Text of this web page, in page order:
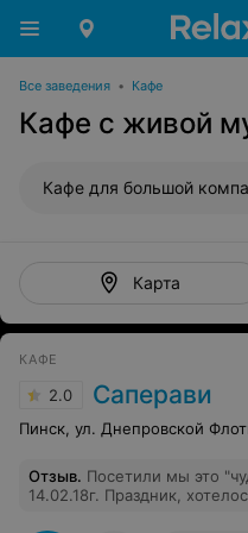
Все заведения • Кафе
Кафе с живой
Кафе для большой
Карта
КАФЕ
2.0 Саперави
Пинск, ул. Днепровской
Отзыв. Посетили мы это
14.02.18г. Праздник,